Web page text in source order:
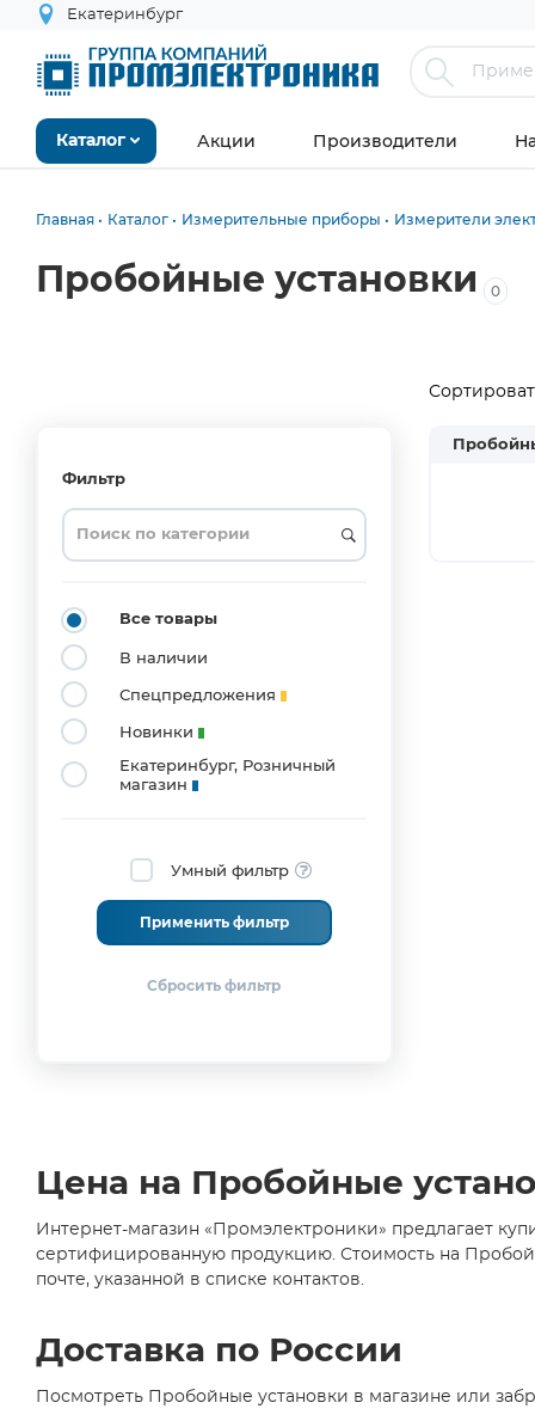
Екатеринбург
Каталог Акции Производители
Главная Каталог Измерительные приборы Измерители
Пробойные установки 0
Фильтр
Все товары
В наличии
Спецпредложения
Новинки
Екатеринбург, Розничный
магазин
Умный фильтр
Применить фильтр
Цена на Пробойные
Интернет-магазин «Промэлектроники» предлагает
сертифицированную продукцию. Стоимость на
почте, указанной в списке контактов.
Доставка по России
Посмотреть Пробойные установки в магазине или